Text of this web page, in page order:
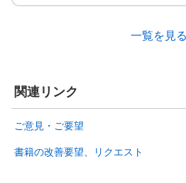
一覧を見る
関連リンク
ご意見・ご要望
書籍の改善要望、リクエスト